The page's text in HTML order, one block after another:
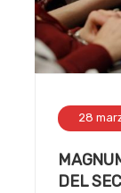
28
DEL